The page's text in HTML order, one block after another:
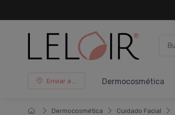
Enviar a ... Dermocosmética
Dermocosmética Cuidado Facial